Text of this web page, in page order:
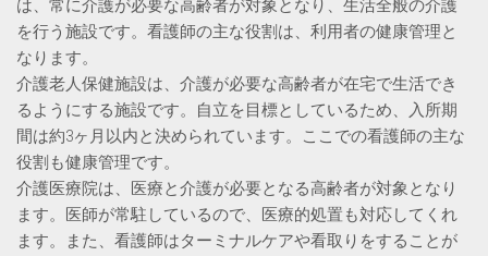
は、常に介護が必要な高齢者が対象となり、生活全般の介護
を行う施設です。看護師の主な役割は、利用者の健康管理と
なります。
介護老人保健施設は、介護が必要な高齢者が在宅で生活でき
るようにする施設です。自立を目標としているため、入所期
間は約3ヶ月以内と決められています。ここでの看護師の主な
役割も健康管理です。
介護医療院は、医療と介護が必要となる高齢者が対象となり
ます。医師が常駐しているので、医療的処置も対応してくれ
ます。また、看護師はターミナルケアや看取りをすることが